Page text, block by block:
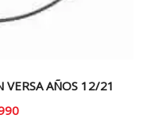
VERSA AÑOS 12/21
El